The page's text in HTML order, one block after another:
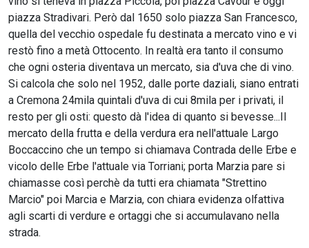
piazza Stradivari. Però dal 1650 solo piazza San Francesco,
quella del vecchio ospedale fu destinata a mercato vino e vi
restò fino a metà Ottocento. In realtà era tanto il consumo
che ogni osteria diventava un mercato, sia d'uva che di vino.
Si calcola che solo nel 1952, dalle porte daziali, siano entrati
a Cremona 24mila quintali d'uva di cui 8mila per i privati, il
resto per gli osti: questo dà l'idea di quanto si bevesse...Il
mercato della frutta e della verdura era nell'attuale Largo
Boccaccino che un tempo si chiamava Contrada delle Erbe e
vicolo delle Erbe l'attuale via Torriani; porta Marzia pare si
chiamasse così perchè da tutti era chiamata "Strettino
Marcio" poi Marcia e Marzia, con chiara evidenza olfattiva
agli scarti di verdure e ortaggi che si accumulavano nella
strada.